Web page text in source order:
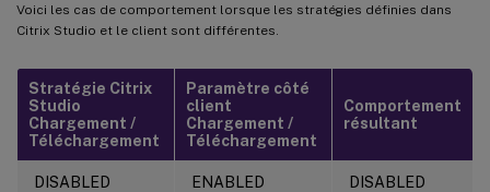
Voici les cas de comportement lorsque les stratégies définies dans
Citrix Studio et le client sont différentes.
Stratégie Citrix
Studio
Chargement /
Téléchargement
Paramètre côté
client
Chargement /
Téléchargement
Comportement
résultant
DISABLED ENABLED DISABLED